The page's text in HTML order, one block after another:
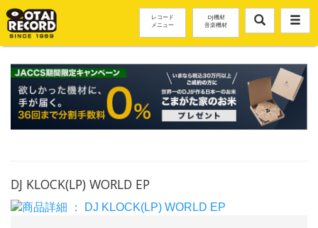
レコード
メニュー
DJ機材
音楽機材
DJ KLOCK(LP) WORLD EP